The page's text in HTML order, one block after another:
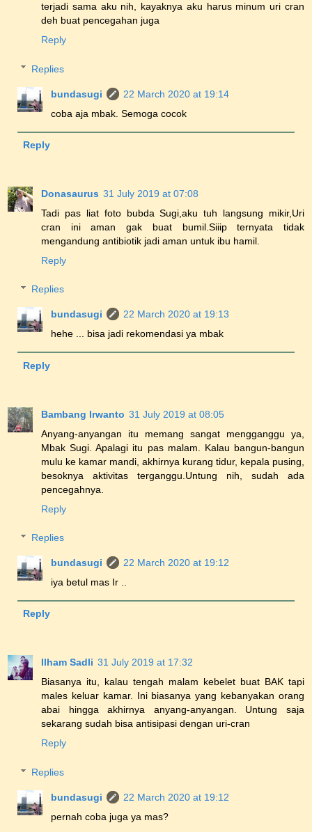
terjadi sama aku nih, kayaknya aku harus minum uri cran
deh buat pencegahan juga
Reply
Replies
bundasugi
22 March 2020 at 19:14
coba aja mbak. Semoga cocok
Reply
Donasaurus 31 July 2019 at 07:08
Tadi pas liat foto bubda Sugi,aku tuh langsung mikir,Uri
cran ini aman gak buat bumil.Siiip ternyata tidak
mengandung antibiotik jadi aman untuk ibu hamil.
Reply
Replies
bundasugi
22 March 2020 at 19:13
hehe ... bisa jadi rekomendasi ya mbak
Reply
Bambang Irwanto 31 July 2019 at 08:05
Anyang-anyangan itu memang sangat mengganggu ya,
Mbak Sugi. Apalagi itu pas malam. Kalau bangun-bangun
mulu ke kamar mandi, akhirnya kurang tidur, kepala pusing,
besoknya aktivitas terganggu.Untung nih, sudah ada
pencegahnya.
Reply
Replies
bundasugi
22 March 2020 at 19:12
iya betul mas Ir ..
Reply
Ilham Sadli 31 July 2019 at 17:32
Biasanya itu, kalau tengah malam kebelet buat BAK tapi
males keluar kamar. Ini biasanya yang kebanyakan orang
abai hingga akhirnya anyang-anyangan. Untung saja
sekarang sudah bisa antisipasi dengan uri-cran
Reply
Replies
bundasugi
22 March 2020 at 19:12
pernah coba juga ya mas?